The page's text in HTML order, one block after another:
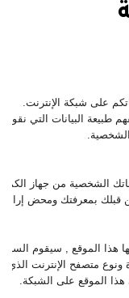
على شبكة الإنترنت.
البيانات التي نقوم
الشخصية.
الشخصية من جهاز
قبلك بمعرفتك ومحض
هذا الموقع , سيقوم
ونوع متصفح الإنترنت الذي
هذا الموقع على الشبكة.